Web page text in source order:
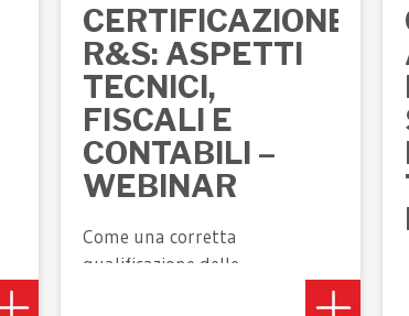
CERTIFICAZIONE
R&S: ASPETTI
TECNICI,
FISCALI E
CONTABILI –
WEBINAR
Come una corretta
qualificazione delle